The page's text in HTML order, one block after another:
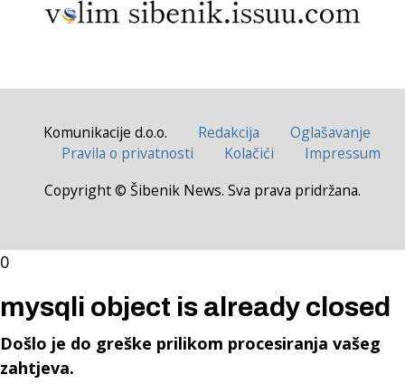
Komunikacije d.o.o. Redakcija
Oglašavanje
Pravila o privatnosti
Kolačići
Impressum
Copyright © Šibenik News. Sva prava pridržana.
0
mysqli object is already closed
Došlo je do greške prilikom procesiranja vašeg
zahtjeva.